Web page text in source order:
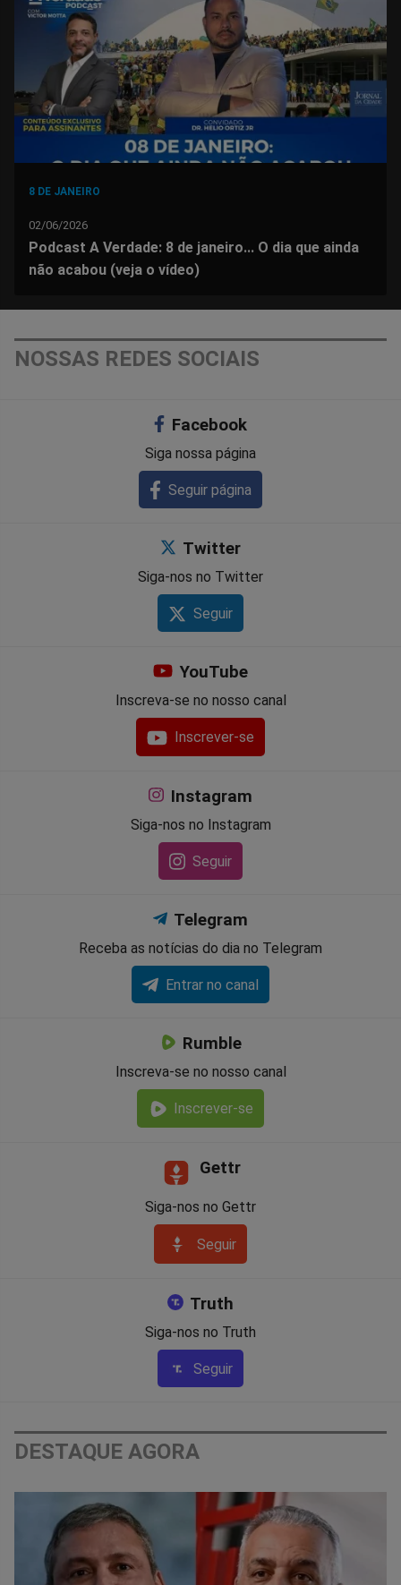
FacebookWhatsappTwitterMessengerTelegramGettr
8 DE JANEIRO
02/06/2026
Podcast A Verdade: 8 de janeiro... O dia que ainda
não acabou (veja o vídeo)
NOSSAS REDES SOCIAIS
Facebook
Siga nossa página
Seguir página
Twitter
Siga-nos no Twitter
Seguir
YouTube
Inscreva-se no nosso canal
Inscrever-se
Instagram
Siga-nos no Instagram
Seguir
Telegram
Receba as notícias do dia no Telegram
Entrar no canal
Rumble
Inscreva-se no nosso canal
Inscrever-se
Gettr
Siga-nos no Gettr
Seguir
Truth
Siga-nos no Truth
Seguir
DESTAQUE AGORA